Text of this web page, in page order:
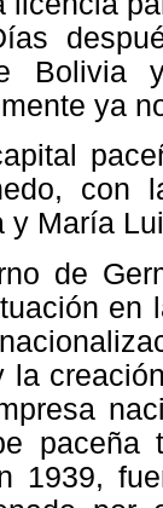
Bolivia
ya
con
y María
de
en
paceña
1939,